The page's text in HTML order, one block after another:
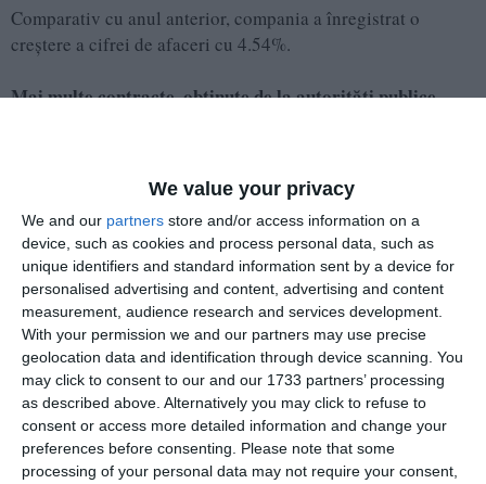
We value your privacy
We and our partners store and/or access information on a
device, such as cookies and process personal data, such as
unique identifiers and standard information sent by a device for
personalised advertising and content, advertising and content
measurement, audience research and services development.
With your permission we and our partners may use precise
geolocation data and identification through device scanning. You
may click to consent to our and our 1733 partners’ processing
as described above. Alternatively you may click to refuse to
consent or access more detailed information and change your
preferences before consenting. Please note that some
processing of your personal data may not require your consent,
Comparativ cu anul anterior, compania a înregistrat o
creștere a cifrei de afaceri cu 4.54%.
Mai multe contracte, obținute de la autorități publice
Penitenciarul Poarta Albă
Servicii de catering.
De asemenea, firma și-a adjudecat 11 contracte în urma
licitațiilor orgaizate de autorități publice locale, printre
care:Direcția Generală Asistență Socială Constanța,
Penitenciarul Tulcea, Ministerul Apărării - U.M 02175
Constanțași altele.